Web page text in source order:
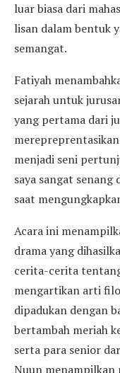
luar biasa dari
lisan dalam bentuk
semangat.
Fatiyah
sejarah untuk
yang pertama dari
menjadi seni
saya sangat senang
saat
Acara ini
drama yang
cerita-cerita
mengartikan arti
dipadukan dengan
bertambah meriah
serta para senior
Nuun menampilkan